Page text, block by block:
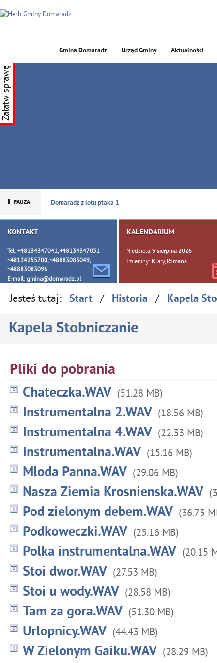
GMINA DOMARADZ
Gmina Domaradz Urząd Gminy Aktualności
Domaradz z lotu ptaka 1
KONTAKT
Tel. +48134347041, +48134347051
+48134255700, +48883083049,
+48883083096
E-mail: gmina@domaradz.pl
KALENDARIUM
Niedziela, 9sierpnia 2026
Imieniny: Klary, Romana
Załatw sprawę
Jesteś tutaj: Start / Historia / Kapela
Kapela Stobniczanie
Pliki do pobrania
Chateczka.WAV (51.28 MB)
Instrumentalna 2.WAV (18.56 MB)
Instrumentalna 4.WAV (22.33 MB)
Instrumentalna.WAV (15.16 MB)
Mloda Panna.WAV (29.06 MB)
Nasza Ziemia Krosnienska.WAV
Pod zielonym debem.WAV (36.73
Podkoweczki.WAV (25.16 MB)
Polka instrumentalna.WAV (20.15
Stoi dwor.WAV (27.53 MB)
Stoi u wody.WAV (28.58 MB)
Tam za gora.WAV (51.30 MB)
Urlopnicy.WAV (44.43 MB)
W Zielonym Gaiku.WAV (28.29 MB)